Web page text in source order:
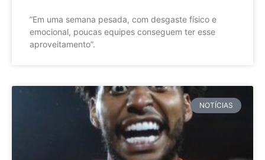
”Em uma semana pesada, com desgaste físico e
emocional, poucas equipes conseguem ter esse
aproveitamento”.
NOTÍCIAS